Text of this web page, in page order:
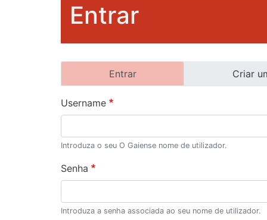
Entrar
Separadores
primários
Entrar Criar
Username
Introduza o seu O Gaiense nome de utilizador.
Senha
Introduza a senha associada ao seu nome de utilizador.